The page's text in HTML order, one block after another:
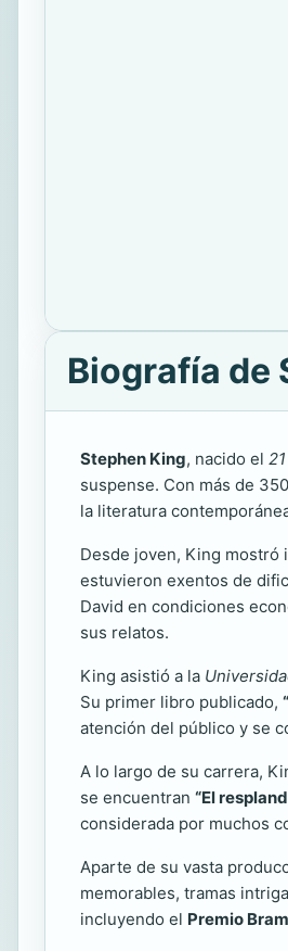
Biografía de
Stephen King, nacido el
suspense. Con más de
la literatura
Desde joven, King mostró
estuvieron exentos de
David en condiciones
sus relatos.
King asistió a la
Su primer libro publicado,
atención del público y se
A lo largo de su carrera,
se encuentran “El
considerada por muchos
Aparte de su vasta
memorables, tramas
incluyendo el Premio